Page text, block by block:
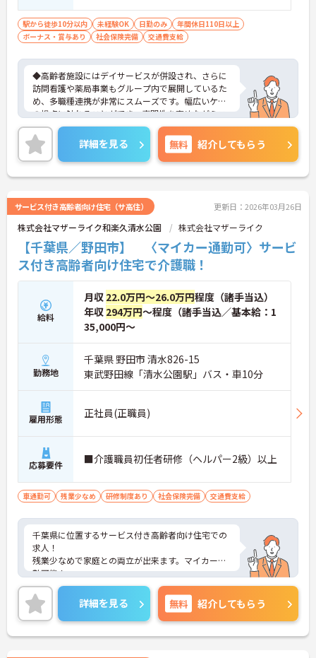
駅から徒歩10分以内 未経験OK 日勤のみ
年間休日110日以上
ボーナス・賞与あり
社会保険完備 交通費支給
◆高齢者施設にはデイサービスが併設され、さらに
訪問看護や薬局事業もグループ内で展開しているた
め、多職種連携が非常にスムーズです。幅広いケア
の視点に触れることができ、専門性を高めながらス
キルアップできる土壌があります。
◆半年に1回の人事評価・面談で昇給や昇進のチャ
ンスがしっかり用意されています。また、マネジメ
ント職への挑戦も歓迎♪入社後に経験を積みなが
ら、施設長、ブロック長、本部職員など、自分の適
管理職比率も30％を目指して推進中◎男女ともに長
く活躍できる環境です。
◆施設ごとの課題を話し合う「スタッフミーティン
グ」や、利用者様へのケアを考える「ケースカンフ
ァレンス」を実施しています。新人・ベテランに関
係なく意見交換を行い、みんなで解決策を考えるフ
ラットな関係性です。また、虐待防止研修などを通
じて「良いケア・悪いケア」の線引きを明確にし、
職員全員が安心して働ける、誇りを持てる職場環境
づくりに取り組んでいます。
詳細を見る 無料 紹介してもらう
サービス付き高齢者向け住宅（サ高住） 更新日：2026年03月26日
株式会社マザーライク和楽久清水公園 株式会社マザーライク
【千葉県／野田市】 〈マイカー通勤可〉サービ
ス付き高齢者向け住宅で介護職！
給料
月収 22.0万円～26.0万円程度（諸手当込）
年収 294万円～程度（諸手当込／基本給：1
35,000円～
勤務地
千葉県 野田市 清水826-15
東武野田線「清水公園駅」バス・車10分
雇用形態 正社員(正職員)
応募要件 ■介護職員初任者研修（ヘルパー2級）以上
車通勤可 残業少なめ 研修制度あり 社会保険完備 交通費支給
千葉県に位置するサービス付き高齢者向け住宅での
求人！
残業少なめで家庭との両立が出来ます。マイカー通
勤可能！
ご興味のある方はお気軽にお問い合わせ下さい。
詳細を見る 無料 紹介してもらう